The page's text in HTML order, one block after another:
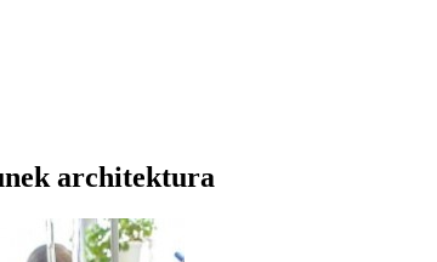
architektura